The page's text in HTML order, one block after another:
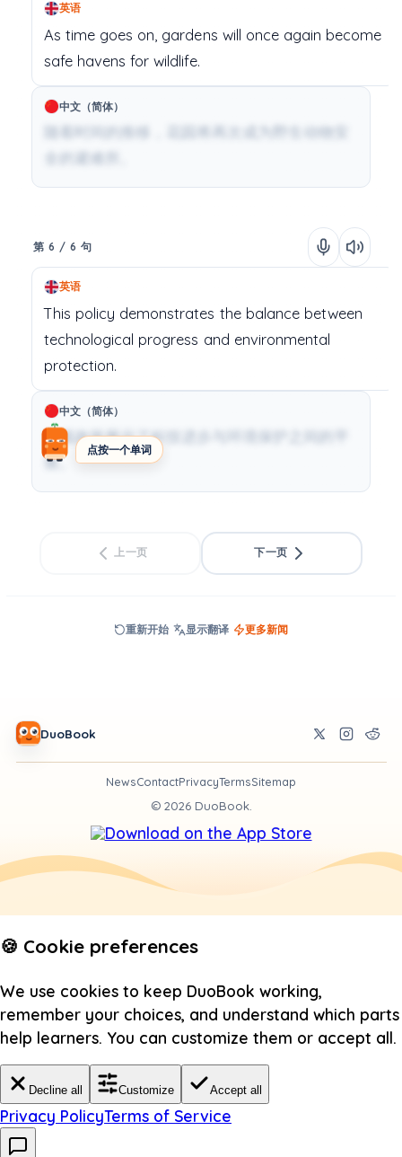
点按一个单词
英语
As time goes on, gardens will once again become
safe havens for wildlife.
中文（简体）
随着时间的推移，花园将再次成为野生动物安
全的避难所。
第 6 / 6 句
英语
This policy demonstrates the balance between
technological progress and environmental
protection.
中文（简体）
这项政策展示了科技进步与环境保护之间的平
衡。
上一页 下一页
重新开始 显示翻译 更多新闻
DuoBook
NewsContactPrivacyTermsSitemap
© 2026DuoBook.
🍪 Cookie preferences
We use cookies to keep DuoBook working,
remember your choices, and understand which parts
help learners. You can customize them or accept all.
Decline all Customize Accept all
Privacy PolicyTerms of Service